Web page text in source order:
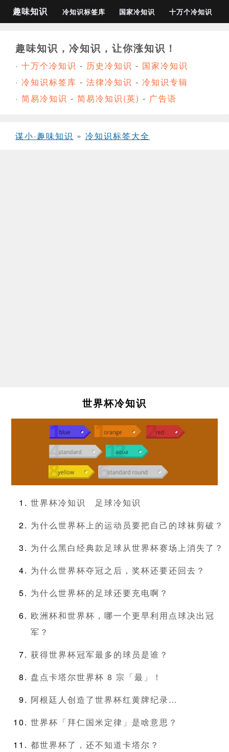
趣味知识 冷知识标签库 国家冷知识 十万个冷知识
趣味知识，冷知识，让你涨知识！
· 十万个冷知识 - 历史冷知识 - 国家冷知识
· 冷知识标签库 - 法律冷知识 - 冷知识专辑
· 简易冷知识 - 简易冷知识(英) - 广告语
谋小·趣味知识 » 冷知识标签大全
世界杯冷知识
世界杯冷知识
足球冷知识
为什么世界杯上的运动员要把自己的球袜剪破？
为什么黑白经典款足球从世界杯赛场上消失了？
为什么世界杯夺冠之后，奖杯还要还回去？
为什么世界杯的足球还要充电啊？
欧洲杯和世界杯，哪一个更早利用点球决出冠
军？
获得世界杯冠军最多的球员是谁？
盘点卡塔尔世界杯 8 宗「最」！
阿根廷人创造了世界杯红黄牌纪录…
世界杯「拜仁国米定律」是啥意思？
都世界杯了，还不知道卡塔尔？